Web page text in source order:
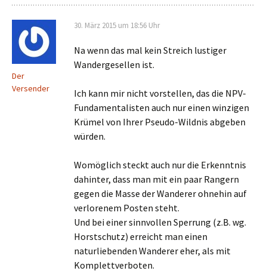
Der
Versender
30. März 2015 um 18:56 Uhr
Na wenn das mal kein Streich lustiger
Wandergesellen ist.
Ich kann mir nicht vorstellen, das die NPV-
Fundamentalisten auch nur einen winzigen
Krümel von Ihrer Pseudo-Wildnis abgeben
würden.
Womöglich steckt auch nur die Erkenntnis
dahinter, dass man mit ein paar Rangern
gegen die Masse der Wanderer ohnehin auf
verlorenem Posten steht.
Und bei einer sinnvollen Sperrung (z.B. wg.
Horstschutz) erreicht man einen
naturliebenden Wanderer eher, als mit
Komplettverboten.